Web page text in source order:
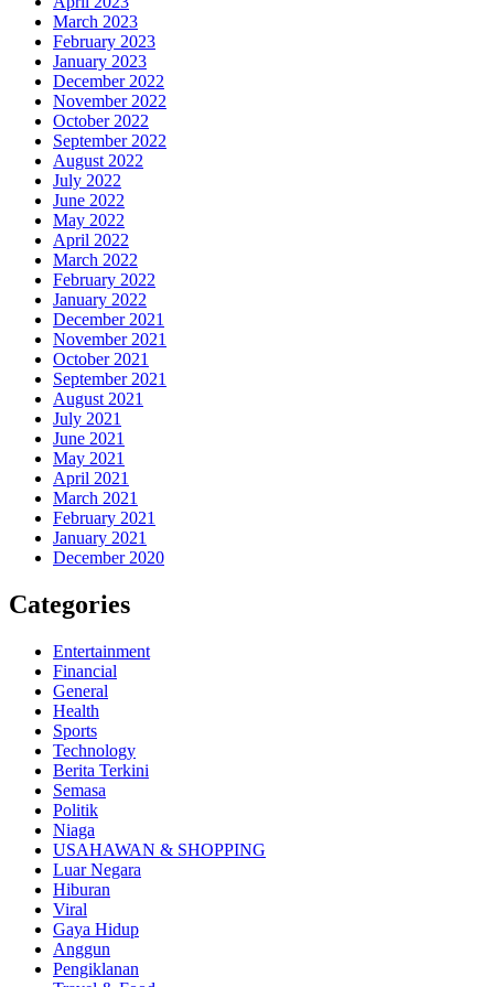
March 2023
February 2023
January 2023
December 2022
November 2022
October 2022
September 2022
August 2022
July 2022
June 2022
May 2022
April 2022
March 2022
February 2022
January 2022
December 2021
November 2021
October 2021
September 2021
August 2021
July 2021
June 2021
May 2021
April 2021
March 2021
February 2021
January 2021
December 2020
Categories
Entertainment
Financial
General
Health
Sports
Technology
Berita Terkini
Semasa
Politik
Niaga
USAHAWAN & SHOPPING
Luar Negara
Hiburan
Viral
Gaya Hidup
Anggun
Pengiklanan